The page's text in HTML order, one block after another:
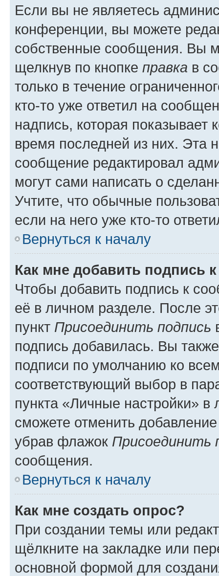
Если вы не являетесь
конференции, вы можете
собственные сообщения. Вы
щелкнув по кнопке правка в
только в течение
кто-то уже ответил на
надпись, которая показывает
время последней из них. Эта
сообщение редактировал
могут сами написать о
Учтите, что обычные
если на него уже кто-то
Вернуться к началу
Как мне добавить подпись
Чтобы добавить подпись к
её в личном разделе. После
пункт Присоединить подпись
подпись добавилась. Вы
подписи по умолчанию ко
соответствующий выбор в
пункта «Личные настройки»
сможете отменить
убрав флажок Присоединить
сообщения.
Вернуться к началу
Как мне создать опрос?
При создании темы или
щёлкните на закладке или
основной формой для